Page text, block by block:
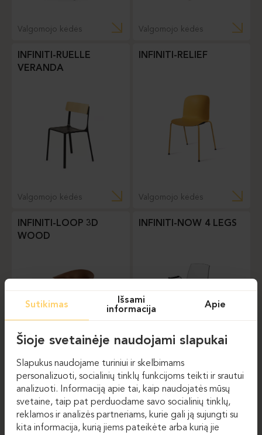
Valgomojo kėdės Valgomojo kėdės
INFINITI-RUELLE
VERANDA
Valgomojo kėdės
INFINITI-RELIEF
Valgomojo kėdės
INFINITI-LOOP 3D
WOOD
Valgomojo kėdės
INFINITI-NOW 4 LEGS
Valgomojo kėdės
MIDJ-COVER P M TS MIDJ-LIU P M TS
Sutikimas
Išsami
informacija
Apie
Šioje svetainėje naudojami slapukai
Slapukus naudojame turiniui ir skelbimams
personalizuoti, socialinių tinklų funkcijoms teikti ir srautui
analizuoti. Informaciją apie tai, kaip naudojatės mūsų
svetaine, taip pat perduodame savo socialinių tinklų,
reklamos ir analizės partneriams, kurie gali ją sujungti su
kita informacija, kurią jiems pateikėte arba kurią jie